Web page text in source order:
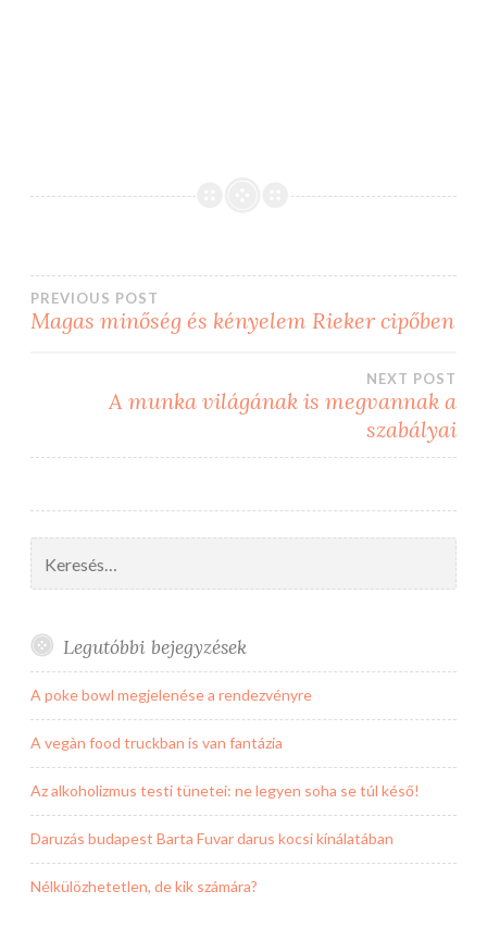
Bejegyzés
PREVIOUS POST
Magas minőség és kényelem Rieker cipőben
NEXT POST
A munka világának is megvannak a
szabályai
Legutóbbi bejegyzések
A poke bowl megjelenése a rendezvényre
A vegàn food truckban is van fantázia
Az alkoholizmus testi tünetei: ne legyen soha se túl késő!
Daruzás budapest Barta Fuvar darus kocsi kínálatában
Nélkülözhetetlen, de kik számára?